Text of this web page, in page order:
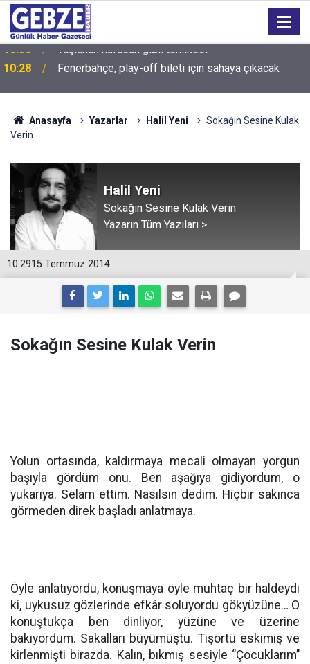
10:28 Fenerbahçe, play-off bileti için sahaya çıkacak
Anasayfa Yazarlar Halil Yeni
Sokağın Sesine Kulak
Verin
Halil Yeni
Sokağın Sesine Kulak Verin
Yazarın Tüm Yazıları >
10:2915 Temmuz 2014
Sokağın Sesine Kulak Verin
Yolun ortasında, kaldırmaya mecali olmayan yorgun
başıyla gördüm onu. Ben aşağıya gidiyordum, o
yukarıya. Selam ettim. Nasılsın dedim. Hiçbir sakınca
görmeden direk başladı anlatmaya.
Öyle anlatıyordu, konuşmaya öyle muhtaç bir haldeydi
ki, uykusuz gözlerinde efkâr soluyordu gökyüzüne… O
konuştukça ben dinliyor, yüzüne ve üzerine
bakıyordum. Sakalları büyümüştü. Tişörtü eskimiş ve
kirlenmişti birazda. Kalın, bıkmış sesiyle ‘’Çocuklarım’’